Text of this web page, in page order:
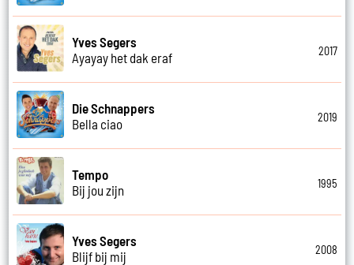
Yves Segers
Ayayay het dak eraf
2017
Die Schnappers
Bella ciao
2019
Tempo
Bij jou zijn
1995
Yves Segers
Blijf bij mij
2008